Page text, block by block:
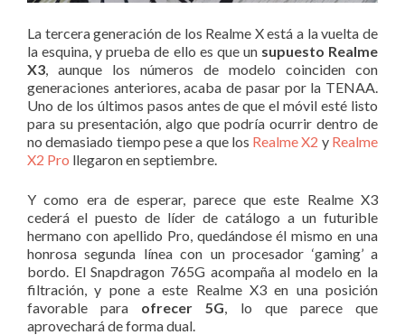
La tercera generación de los Realme X está a la vuelta de
la esquina, y prueba de ello es que un supuesto Realme
X3, aunque los números de modelo coinciden con
generaciones anteriores, acaba de pasar por la TENAA.
Uno de los últimos pasos antes de que el móvil esté listo
para su presentación, algo que podría ocurrir dentro de
no demasiado tiempo pese a que los Realme X2 y Realme
X2 Pro llegaron en septiembre.
Y como era de esperar, parece que este Realme X3
cederá el puesto de líder de catálogo a un futurible
hermano con apellido Pro, quedándose él mismo en una
honrosa segunda línea con un procesador ‘gaming’ a
bordo. El Snapdragon 765G acompaña al modelo en la
filtración, y pone a este Realme X3 en una posición
favorable para ofrecer 5G, lo que parece que
aprovechará de forma dual.